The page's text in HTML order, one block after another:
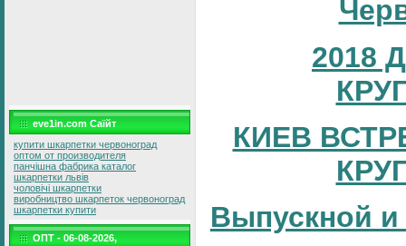
eve1in.com Саїйт
купити шкарпетки червоноград
оптом от производителя
панчішна фабрика каталог
шкарпетки львів
чоловічі шкарпетки
виробництво шкарпеток червоноград
шкарпетки купити
ОПТ - 06-08-2026,
2018
КИЕВ
Выпускной и